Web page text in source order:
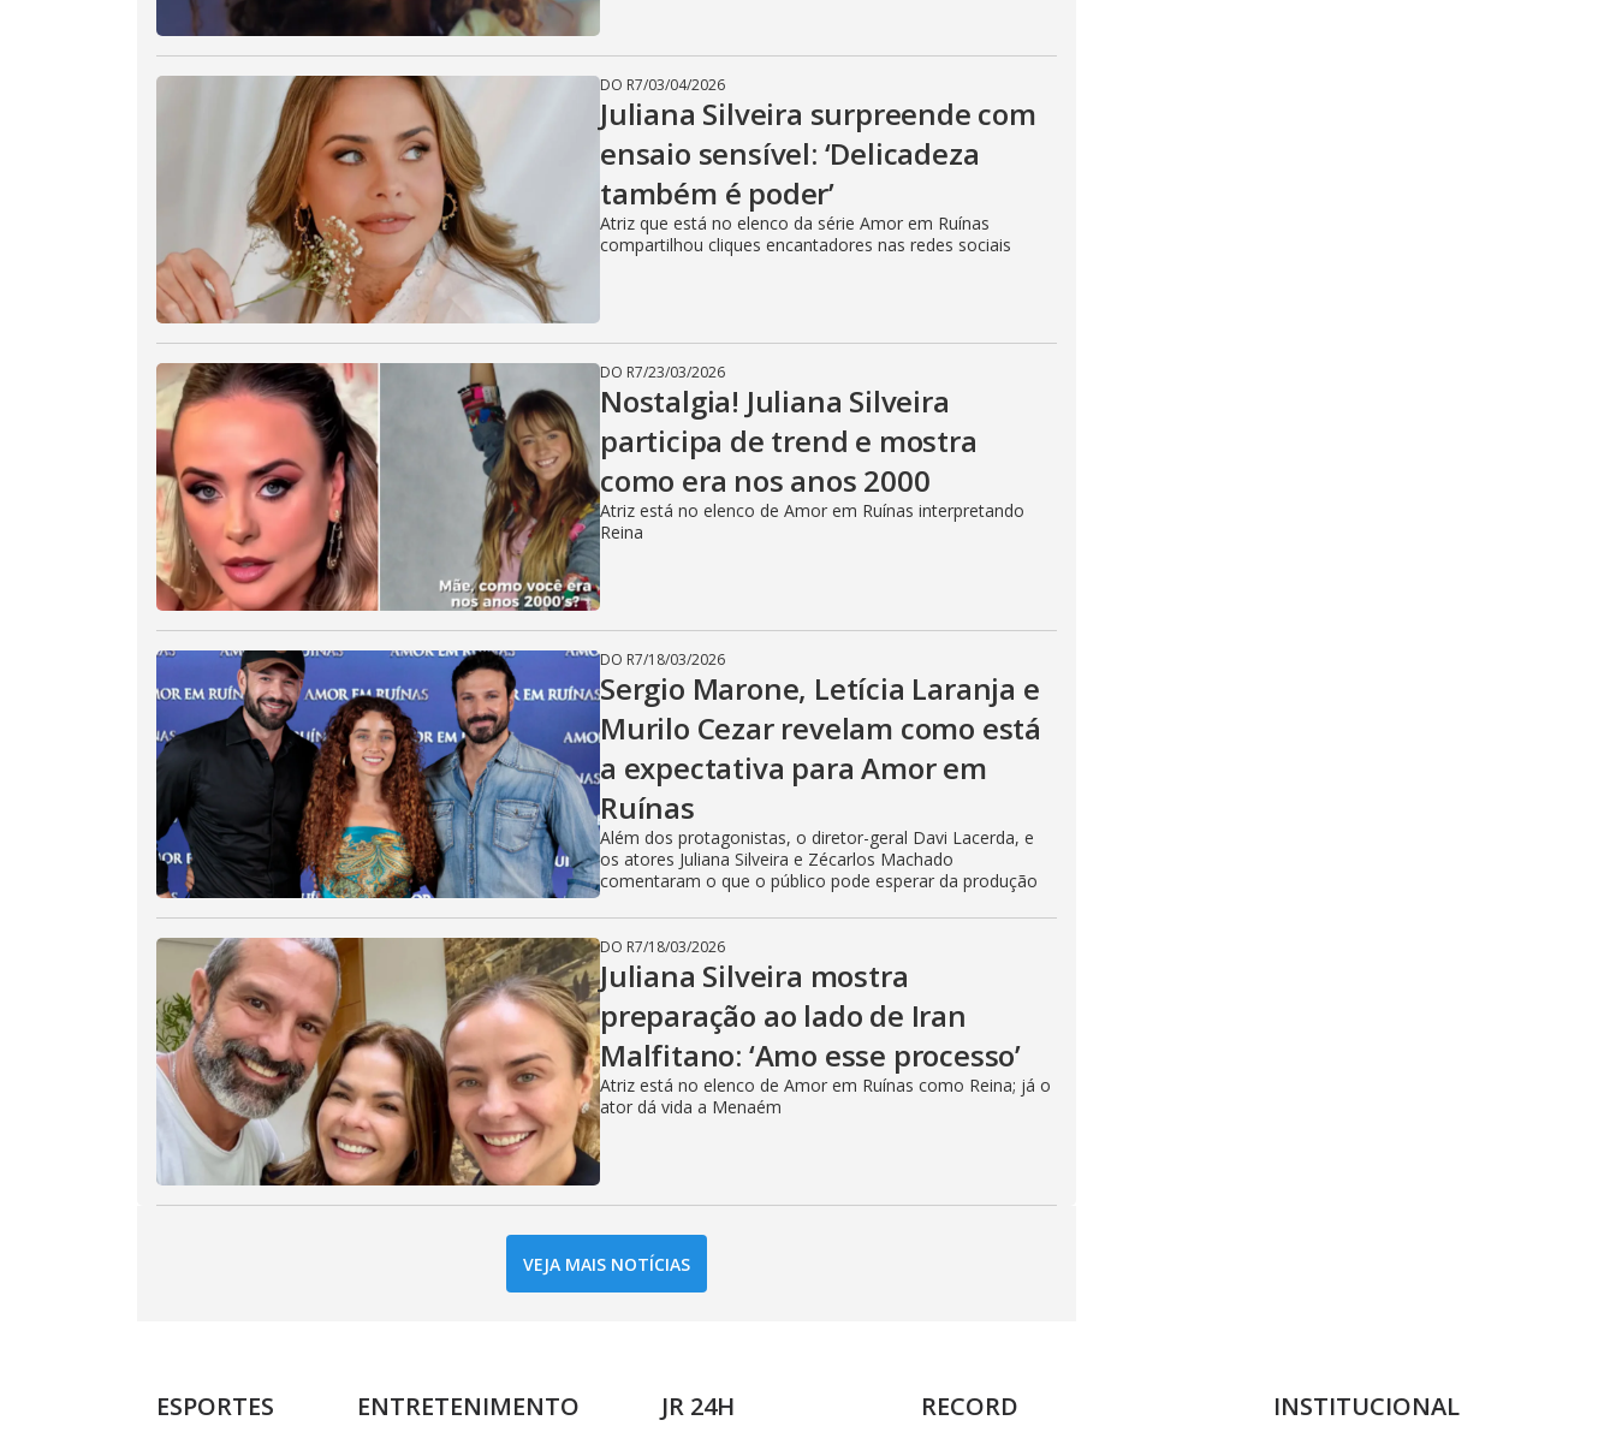
DO R7/03/04/2026
Juliana Silveira surpreende com
ensaio sensível: ‘Delicadeza
também é poder’
Atriz que está no elenco da série Amor em Ruínas
compartilhou cliques encantadores nas redes sociais
DO R7/23/03/2026
Nostalgia! Juliana Silveira
participa de trend e mostra
como era nos anos 2000
Atriz está no elenco de Amor em Ruínas interpretando
Reina
DO R7/18/03/2026
Sergio Marone, Letícia Laranja e
Murilo Cezar revelam como está
a expectativa para Amor em
Ruínas
Além dos protagonistas, o diretor-geral Davi Lacerda, e
os atores Juliana Silveira e Zécarlos Machado
comentaram o que o público pode esperar da produção
DO R7/18/03/2026
Juliana Silveira mostra
preparação ao lado de Iran
Malfitano: ‘Amo esse processo’
Atriz está no elenco de Amor em Ruínas como Reina; já o
ator dá vida a Menaém
VEJA MAIS NOTÍCIAS
ESPORTES ENTRETENIMENTO JR 24H RECORD INSTITUCIONAL